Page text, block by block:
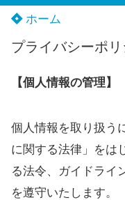
ホーム
プライバシーポリ
【個人情報の管理】
個人情報を取り扱う
に関する法律」をは
る法令、ガイドライ
を遵守いたします。